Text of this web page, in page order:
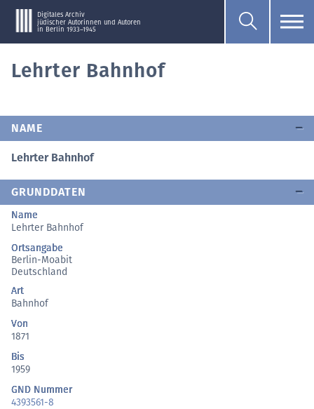
Digitales Archiv
jüdischer Autorinnen und Autoren
in Berlin 1933–1945
Lehrter Bahnhof
NAME
Lehrter Bahnhof
GRUNDDATEN
Name
Lehrter Bahnhof
Ortsangabe
Berlin-Moabit
Deutschland
Art
Bahnhof
Von
1871
Bis
1959
GND Nummer
4393561-8